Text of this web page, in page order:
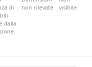
di
dalla
non rilevate
visibile